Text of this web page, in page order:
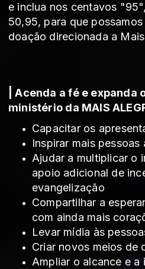
e inclua nos centavos
50,95, para que
doação direcionada a
| Acenda a fé e expanda
ministério da MAIS
Capacitar os
Inspirar mais
Ajudar a multiplicar o
apoio adicional de
evangelização
Compartilhar a
com ainda mais
Levar mídia às
Criar novos meios de
Ampliar o alcance e a